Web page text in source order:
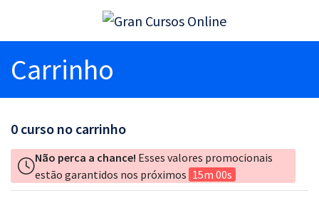
Carrinho
0 curso no carrinho
Não perca a chance! Esses valores promocionais
estão garantidos nos próximos 15m 00s